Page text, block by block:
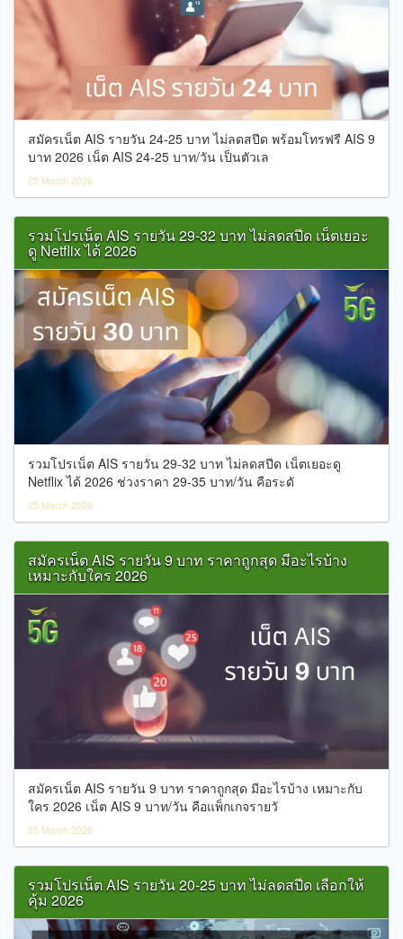
สมัครเน็ต AIS รายวัน 24-25 บาท ไม่ลดสปีด พร้อมโทรฟรี AIS 9
บาท 2026 เน็ต AIS 24-25 บาท/วัน เป็นตัวเล
25 March 2026
รวมโปรเน็ต AIS รายวัน 29-32 บาท ไม่ลดสปีด เน็ตเยอะ
ดู Netflix ได้ 2026
รวมโปรเน็ต AIS รายวัน 29-32 บาท ไม่ลดสปีด เน็ตเยอะดู
Netflix ได้ 2026 ช่วงราคา 29-35 บาท/วัน คือระดั
25 March 2026
สมัครเน็ต AIS รายวัน 9 บาท ราคาถูกสุด มีอะไรบ้าง
เหมาะกับใคร 2026
สมัครเน็ต AIS รายวัน 9 บาท ราคาถูกสุด มีอะไรบ้าง เหมาะกับ
ใคร 2026 เน็ต AIS 9 บาท/วัน คือแพ็กเกจรายวั
25 March 2026
รวมโปรเน็ต AIS รายวัน 20-25 บาท ไม่ลดสปีด เลือกให้
คุ้ม 2026